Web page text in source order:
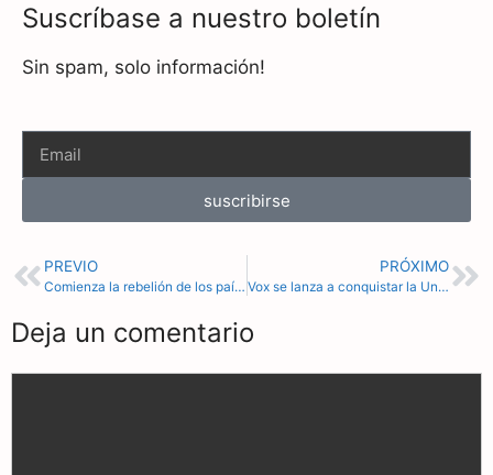
Suscríbase a nuestro boletín
Sin spam, solo información!
suscribirse
PREVIO
Comienza la rebelión de los países ante la UE: Hungria y Eslovenia se amotinan
PRÓXIMO
Vox se lanza a conquistar la Universidad, a través de su organización juvenil Revuelta
Deja un comentario